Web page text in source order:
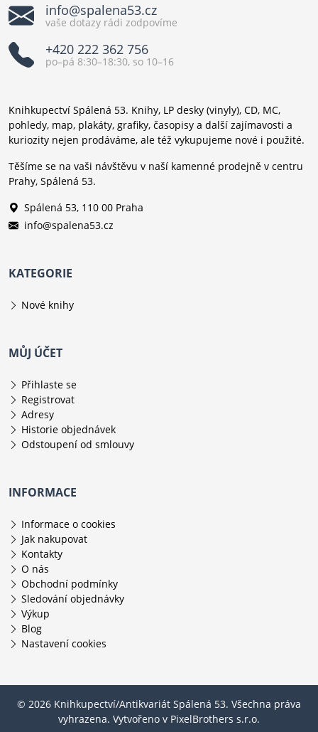
info@spalena53.cz
vaše dotazy rádi zodpovíme
+420 222 362 756
po–pá 8:30–18:30, so 10–16
Knihkupectví Spálená 53. Knihy, LP desky (vinyly), CD, MC,
pohledy, map, plakáty, grafiky, časopisy a další zajímavosti a
kuriozity nejen prodáváme, ale též vykupujeme nové i použité.
Těšíme se na vaši návštěvu v naší kamenné prodejně v centru
Prahy, Spálená 53.
Spálená 53, 110 00 Praha
info@spalena53.cz
KATEGORIE
Nové knihy
MŮJ ÚČET
Přihlaste se
Registrovat
Adresy
Historie objednávek
Odstoupení od smlouvy
INFORMACE
Informace o cookies
Jak nakupovat
Kontakty
O nás
Obchodní podmínky
Sledování objednávky
Výkup
Blog
Nastavení cookies
© 2026 Knihkupectví/Antikvariát Spálená 53. Všechna práva
vyhrazena. Vytvořeno v PixelBrothers s.r.o.